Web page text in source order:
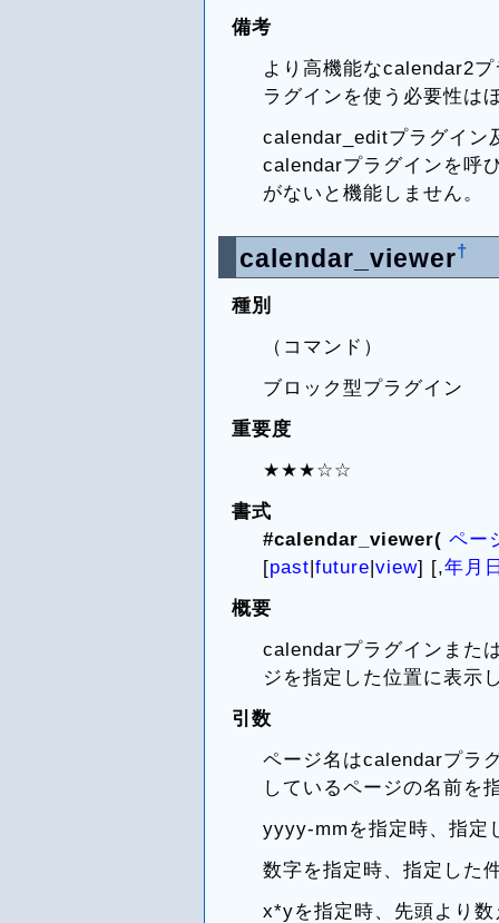
備考
より高機能なcalendar2
ラグインを使う必要性は
calendar_editプラグイン
calendarプラグインを呼
がないと機能しません。
calendar_viewer†
種別
（コマンド）
ブロック型プラグイン
重要度
★★★☆☆
書式
#calendar_viewer( ペー
[past|future|view] [,年月
概要
calendarプラグインまた
ジを指定した位置に表示
引数
ページ名はcalendarプラ
しているページの名前を
yyyy-mmを指定時、指定
数字を指定時、指定した
x*yを指定時、先頭より